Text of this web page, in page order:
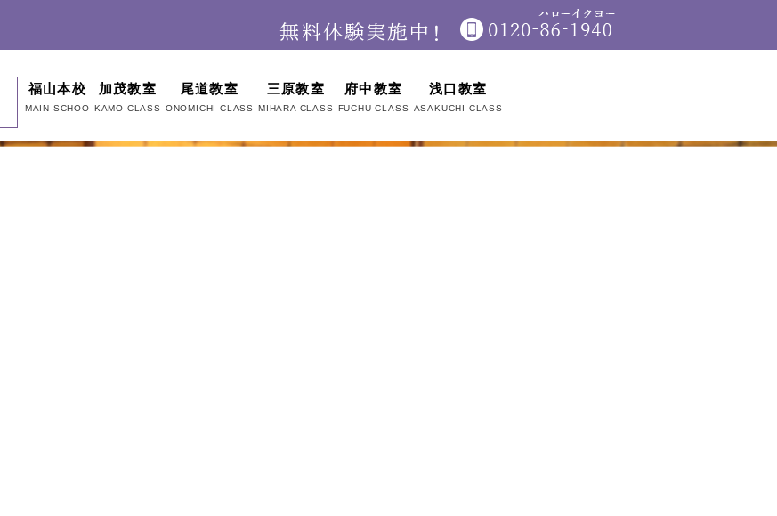
福山本校
MAIN SCHOO
加茂教室
KAMO CLASS
尾道教室
ONOMICHI CLASS
三原教室
MIHARA CLASS
府中教室
FUCHU CLASS
浅口教室
ASAKUCHI CLASS